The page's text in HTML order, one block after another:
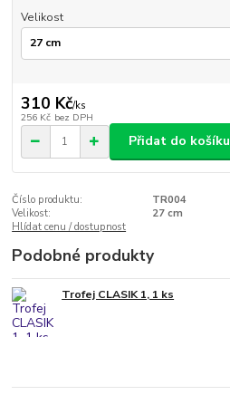
Velikost
310 Kč/ks
256 Kč bez DPH
Přidat do košíku
Číslo produktu:
TR004
Velikost:
27 cm
Hlídat cenu / dostupnost
Podobné produkty
Trofej CLASIK 1, 1 ks